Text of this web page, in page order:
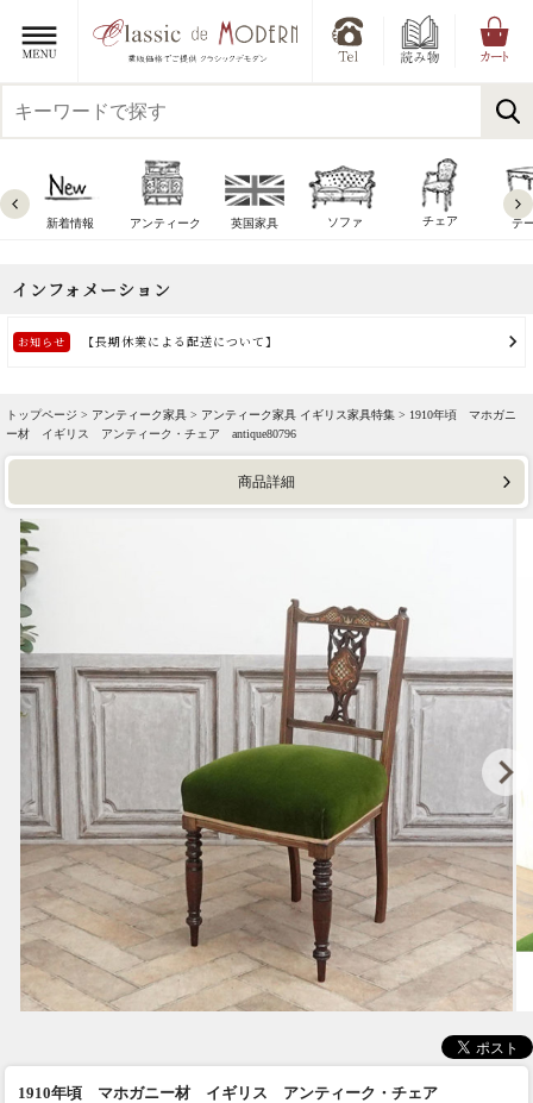
新着情報 アンティーク 英国家具 ソファ チェア テ
トップページ > アンティーク家具 > アンティーク家具 イギリス家具特集 > 1910年頃 マホガニ
ー材 イギリス アンティーク・チェア antique80796
商品詳細
1910年頃 マホガニー材 イギリス アンティーク・チェア